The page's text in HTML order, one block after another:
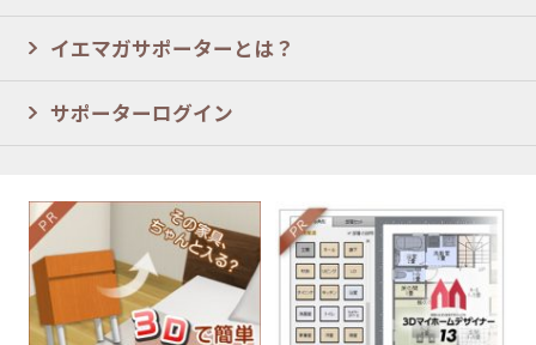
イエマガサポーターとは？
サポーターログイン